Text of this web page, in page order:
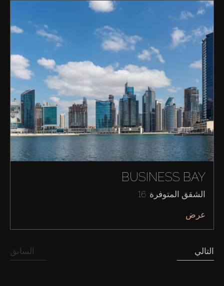
شراء
إيجار
BUSINESS BAY
الشقق المتوفرة: 16
عرض
السابق التالي